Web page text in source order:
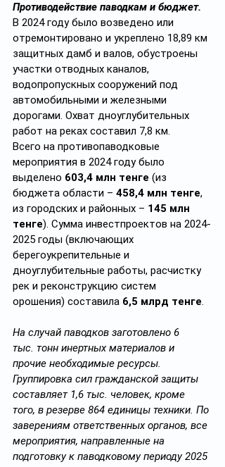
Противодействие паводкам и бюджет.
В 2024 году было возведено или
отремонтировано и укреплено 18,89 км
защитных дамб и валов, обустроены
участки отводных каналов,
водопропускных сооружений под
автомобильными и железными
дорогами. Охват дноуглубительных
работ на реках составил 7,8 км.
Всего на противопаводковые
мероприятия в 2024 году было
выделено 603,4 млн тенге (из
бюджета области – 458,4 млн тенге,
из городских и районных – 145 млн
тенге). Сумма инвестпроектов на 2024-
2025 годы (включающих
берегоукрепительные и
дноуглубительные работы, расчистку
рек и реконструкцию систем
орошения) составила 6,5 млрд тенге.
На случай паводков заготовлено 6
тыс. тонн инертных материалов и
прочие необходимые ресурсы.
Группировка сил гражданской защиты
составляет 1,6 тыс. человек, кроме
того, в резерве 864 единицы техники. По
заверениям ответственных органов, все
мероприятия, направленные на
подготовку к паводковому периоду 2025